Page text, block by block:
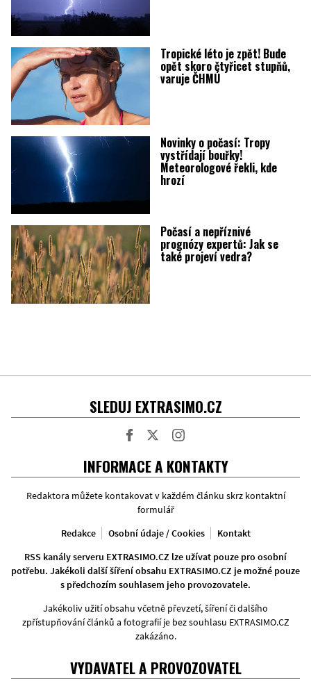
Tropické léto je zpět! Bude
opět skoro čtyřicet stupňů,
varuje ČHMÚ
Novinky o počasí: Tropy
vystřídají bouřky!
Meteorologové řekli, kde
hrozí
Počasí a nepříznivé
prognózy expertů: Jak se
také projeví vedra?
SLEDUJ EXTRASIMO.CZ
INFORMACE A KONTAKTY
Redaktora můžete kontakovat v každém článku skrz kontaktní
formulář
Redakce
Osobní údaje / Cookies
Kontakt
RSS kanály serveru EXTRASIMO.CZ lze užívat pouze pro osobní
potřebu. Jakékoli další šíření obsahu EXTRASIMO.CZ je možné pouze
s předchozím souhlasem jeho provozovatele.
Jakékoliv užití obsahu včetně převzetí, šíření či dalšího
zpřístupňování článků a fotografií je bez souhlasu EXTRASIMO.CZ
zakázáno.
VYDAVATEL A PROVOZOVATEL